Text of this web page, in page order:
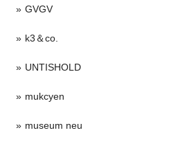
GVGV
k3＆co.
UNTISHOLD
mukcyen
museum neu